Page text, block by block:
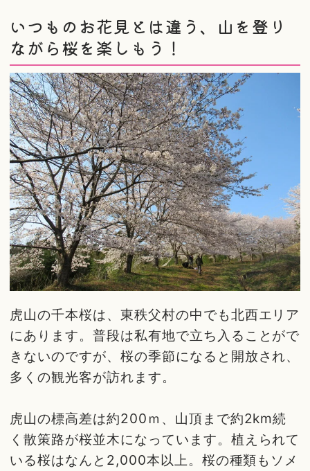
いつものお花見とは違う、山を登り
ながら桜を楽しもう！
虎山の千本桜は、東秩父村の中でも北西エリア
にあります。普段は私有地で立ち入ることがで
きないのですが、桜の季節になると開放され、
多くの観光客が訪れます。
虎山の標高差は約200ｍ、山頂まで約2km続
く散策路が桜並木になっています。植えられて
いる桜はなんと2,000本以上。桜の種類もソメ